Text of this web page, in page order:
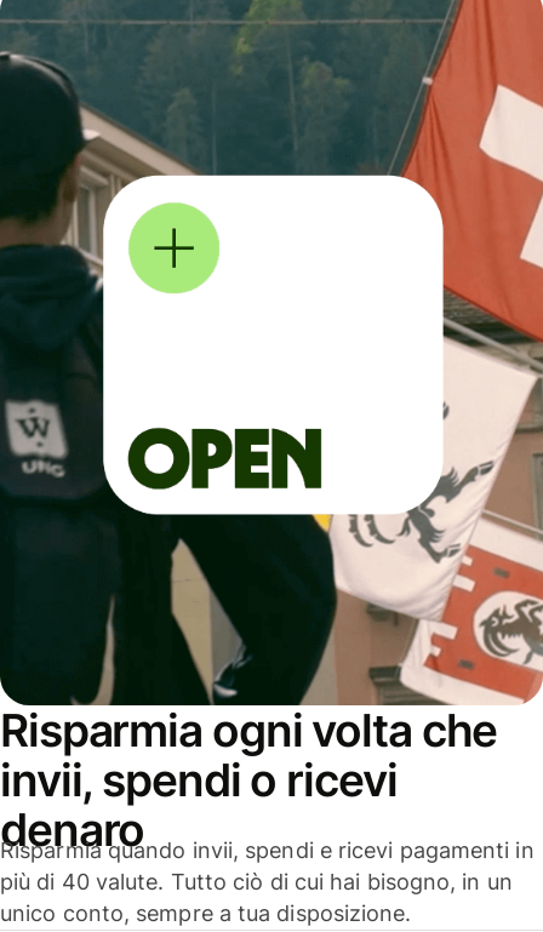
Risparmia ogni volta che
invii, spendi o ricevi
denaro
Risparmia quando invii, spendi e ricevi pagamenti in
più di 40 valute. Tutto ciò di cui hai bisogno, in un
unico conto, sempre a tua disposizione.